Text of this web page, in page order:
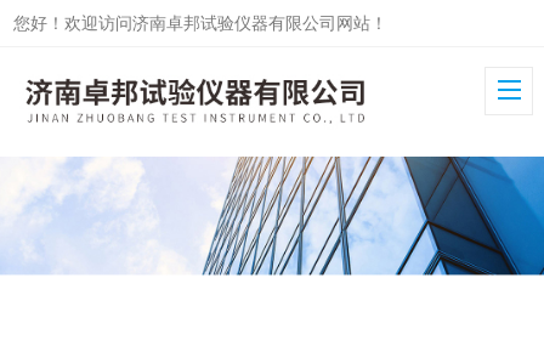
您好！欢迎访问济南卓邦试验仪器有限公司网站！